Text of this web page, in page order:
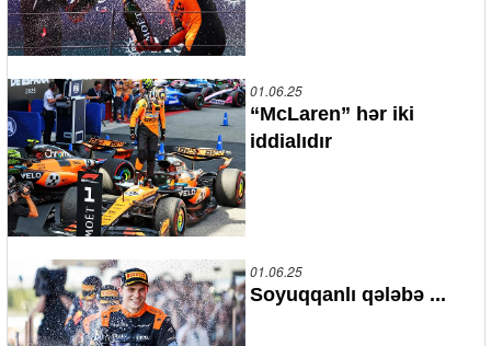
01.06.25
“McLaren” hər iki
iddialıdır
01.06.25
Soyuqqanlı qələbə ...